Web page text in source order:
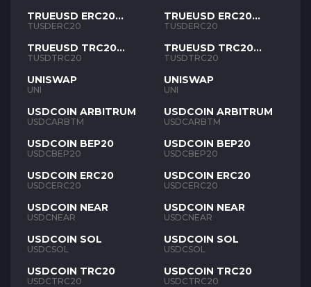
TRUEUSD ERC20
TUSD
TUSDERC20
TRUEUSD TRC20
TUSD
TUSDTRC20
UNISWAP
UNI
USDCOIN ARBITRUM
USDCARBTM
USDCOIN BEP20
USDCBEP20
USDCOIN ERC20
USDCERC20
USDCOIN NEAR
USDCNEAR
USDCOIN SOL
USDCSOL
USDCOIN TRC20
USDCTRC20
TRUEUSD ERC20
TUSD
TUSDERC20
TRUEUSD TRC20
TUSD
TUSDTRC20
UNISWAP
UNI
USDCOIN ARBITRUM
USDCARBTM
USDCOIN BEP20
USDCBEP20
USDCOIN ERC20
USDCERC20
USDCOIN NEAR
USDCNEAR
USDCOIN SOL
USDCSOL
USDCOIN TRC20
USDCTRC20